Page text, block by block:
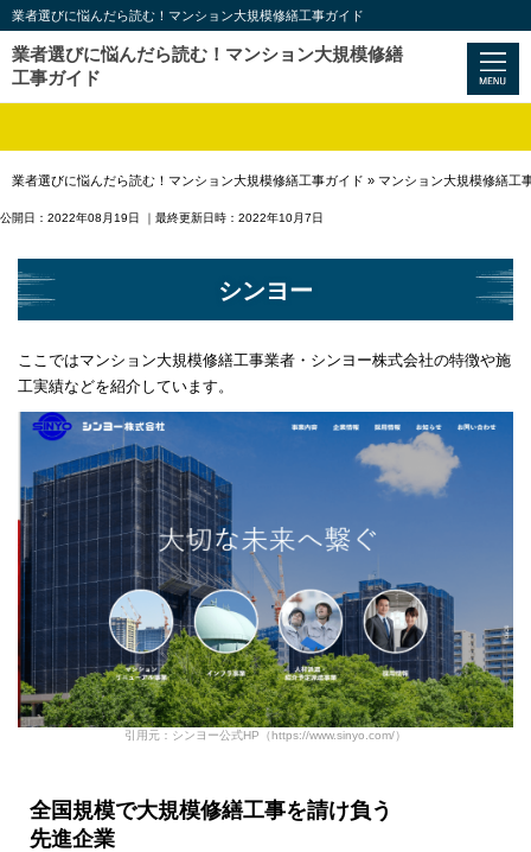
業者選びに悩んだら読む！マンション大規模修繕工事ガイド
業者選びに悩んだら読む！マンション大規模修繕
工事ガイド
業者選びに悩んだら読む！マンション大規模修繕工事ガイド » マンション大規模修繕工
公開日：2022年08月19日 ｜最終更新日時：2022年10月7日
シンヨー
ここではマンション大規模修繕工事業者・シンヨー株式会社の特徴や施
工実績などを紹介しています。
引用元：シンヨー公式HP（https://www.sinyo.com/）
全国規模で大規模修繕工事を請け負う
先進企業